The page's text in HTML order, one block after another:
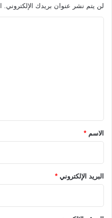
لن يتم نشر عنوان بريدك الإلكتروني.
*الاسم *
البريد الإلكتروني *